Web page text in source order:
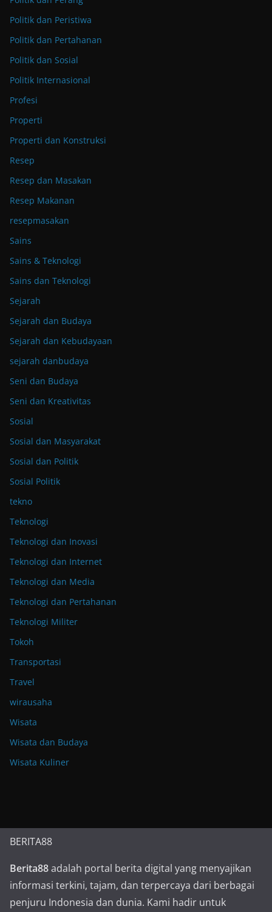
Politik dan Peristiwa
Politik dan Pertahanan
Politik dan Sosial
Politik Internasional
Profesi
Properti
Properti dan Konstruksi
Resep
Resep dan Masakan
Resep Makanan
resepmasakan
Sains
Sains & Teknologi
Sains dan Teknologi
Sejarah
Sejarah dan Budaya
Sejarah dan Kebudayaan
sejarah danbudaya
Seni dan Budaya
Seni dan Kreativitas
Sosial
Sosial dan Masyarakat
Sosial dan Politik
Sosial Politik
tekno
Teknologi
Teknologi dan Inovasi
Teknologi dan Internet
Teknologi dan Media
Teknologi dan Pertahanan
Teknologi Militer
Tokoh
Transportasi
Travel
wirausaha
Wisata
Wisata dan Budaya
Wisata Kuliner
BERITA88
Berita88adalah portal berita digital yang menyajikan
informasi terkini, tajam, dan terpercaya dari berbagai
penjuru Indonesia dan dunia. Kami hadir untuk